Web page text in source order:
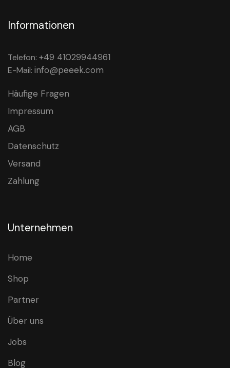
Informationen
Telefon: +49 41029944961
E-Mail: info@peeek.com
Häufige Fragen
Impressum
AGB
Datenschutz
Versand
Zahlung
Unternehmen
Home
Shop
Partner
Über uns
Jobs
Blog